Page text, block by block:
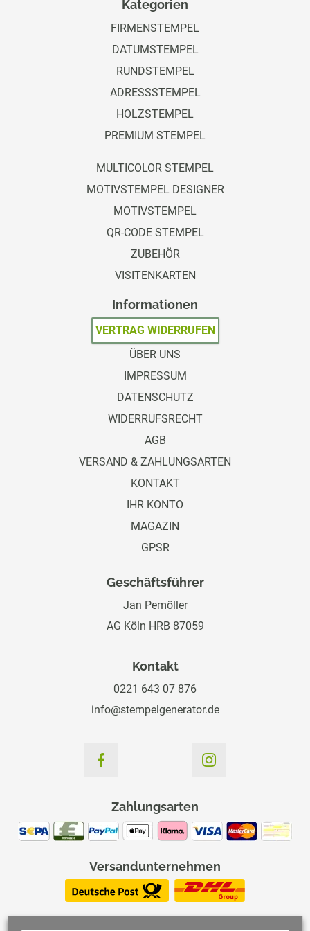
Kategorien
FIRMENSTEMPEL
DATUMSTEMPEL
RUNDSTEMPEL
ADRESSSTEMPEL
HOLZSTEMPEL
PREMIUM STEMPEL
MULTICOLOR STEMPEL
MOTIVSTEMPEL DESIGNER
MOTIVSTEMPEL
QR-CODE STEMPEL
ZUBEHÖR
VISITENKARTEN
Informationen
VERTRAG WIDERRUFEN
ÜBER UNS
IMPRESSUM
DATENSCHUTZ
WIDERRUFSRECHT
AGB
VERSAND & ZAHLUNGSARTEN
KONTAKT
IHR KONTO
MAGAZIN
GPSR
Geschäftsführer
Jan Pemöller
AG Köln HRB 87059
Kontakt
0221 643 07 876
info@stempelgenerator.de
Zahlungsarten
Versandunternehmen